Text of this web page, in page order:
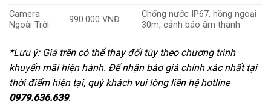
Camera
Ngoài Trời
990.000 VNĐ
Chống nước IP67, hồng ngoại
30m, cảnh báo âm thanh
*Lưu ý: Giá trên có thể thay đổi tùy theo chương trình
khuyến mãi hiện hành. Để nhận báo giá chính xác nhất tại
thời điểm hiện tại, quý khách vui lòng liên hệ hotline
0979.636.639.